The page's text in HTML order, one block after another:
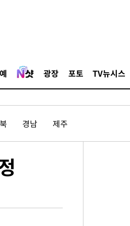
광장 포토 TV뉴시스
경남 제주